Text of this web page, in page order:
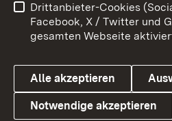
Link zum Landesportal
Barrierefreiheit
Cookies
Drittanbieter-Cookies
Facebook, X / Twitter und
gesamten Webseite
Alle akzeptieren
Notwendige akzeptieren